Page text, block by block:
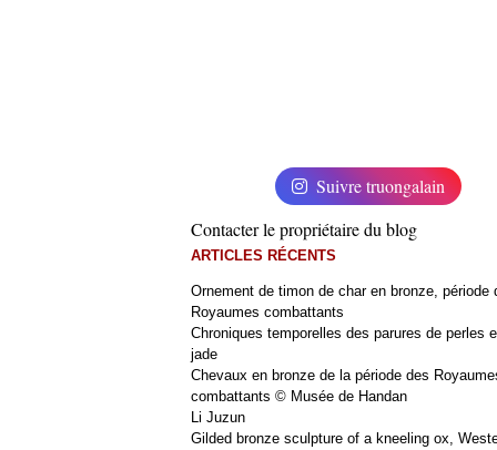
Suivre truongalain
Contacter le propriétaire du blog
ARTICLES RÉCENTS
Ornement de timon de char en bronze, période
Royaumes combattants
Chroniques temporelles des parures de perles
jade
Chevaux en bronze de la période des
combattants © Musée de Handan
Li Juzun
Gilded bronze sculpture of a kneeling ox,